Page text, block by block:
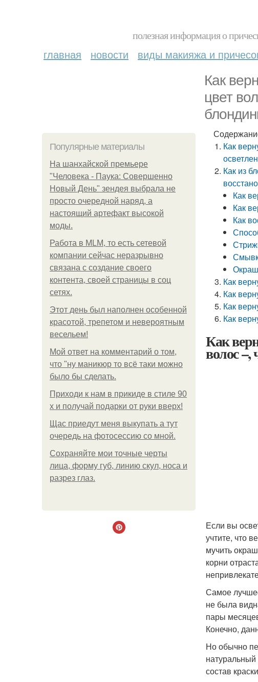
полезная информация о
главная новости виды макияжа и
Как
цвет
Популярные материалы
На шанхайской премьере
"Человека - Паука: Совершенно
Новый День" зендея выбрала не
просто очередной наряд, а
настоящий артефакт высокой
моды.
Работа в MLM, то есть сетевой
компании сейчас неразрывно
связана с создание своего
контента, своей страницы в соц
сетях.
Этот день был наполнен особенной
красотой, трепетом и невероятным
весельем!
Мой ответ на комментарий о том,
что "ну маникюр то всё таки можно
было бы сделать.
Приходи к нам в прикиде в стиле 90
х и получай подарки от руки вверх!
Щас приедут меня выкупать а тут
очередь на фотосессию со мной.
Сохраняйте мои точные черты
лица, форму губ, линию скул, носа и
разрез глаз.
Как
Как из
Как
Как
Как
Как
Как
Как
Как
Как
волос –,
Если вы
учтите, что
мучить
корни
Самое
не была
пары
Конечно,
Но обычно
состав